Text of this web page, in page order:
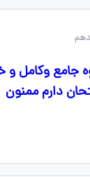
جامع وکامل و
دارم ممنون